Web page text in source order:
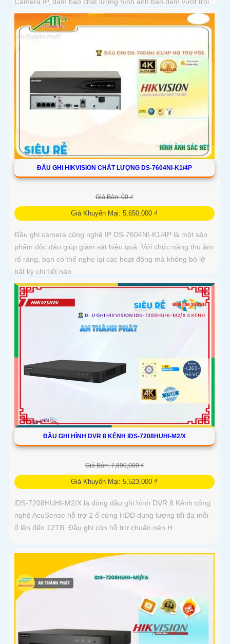
ĐẦU GHI HIKVISION CHẤT LƯỢNG DS-7604NI-K1/4P
Giá Bán: 00 ₫
Giá Khuyến Mại: 5,650,000 ₫
Đầu ghi camera công nghệ IP DS-7604NI-K1/4P là một sản
phẩm độc đáo giúp giám sát hiệu quả. Với chức năng thu âm
rõ ràng, bạn có thể nghe lại các hoạt động mà không bỏ lỡ
bất kỳ chi tiết nào
ĐẦU GHI HÌNH DVR 8 KÊNH IDS-7208HUHI-M2/X
Giá Bán: 7,890,000 ₫
Giá Khuyến Mại: 5,523,000 ₫
iDS-7208HUHI-M2/X là dòng đầu ghi hình DVR 8 Kênh công
nghệ AcuSense hỗ trợ 2 ổ cứng HDD dung lượng tối đa mỗi
ổ lên đến 12TB. Đầu ghi còn hỗ trợ chuẩn nén H